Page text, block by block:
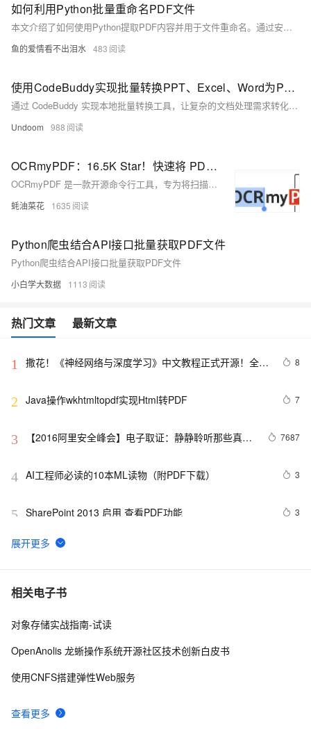
如何利用Python批量重命名PDF文件
本文介绍了如何使用Python提取PDF内容并用于文件重命名。通过安装Python环境、PyCharm编译器及Jupyter Notebook，结合tabula库实现PDF数据读取与处理，并提供代码示例与参考文献。
鱼的爱情看不出泪水 483
使用CodeBuddy实现批量转换PPT、Excel、Word为PDF文件工具
通过 CodeBuddy 实现本地批量转换工具，让复杂的文档处理需求转化为 “需求描述→代码生成→一键运行” 的极简流程，真正实现 “技术为效率服务” 的目标。感兴趣的快来体验下把
Undoom 988
OCRmyPDF：16.5K Star！快速将 PDF 文件转换为可搜索、可复制的文档的命令行工具
OCRmyPDF 是一款开源命令行工具，专为将扫描的 PDF 文件转换为可搜索、可复制的文档。支持多语言、图像优化和多核处理。
蚝油菜花 1635
Python爬虫结合API接口批量获取PDF文件
Python爬虫结合API接口批量获取PDF文件
小白学大数据 1113
热门文章 最新文章
1
撒花！《神经网络与深度学习》中文教程正式开源！全书
8
2 Java操作wkhtmltopdf实现Html转PDF 7
3
【2016阿里安全峰会】电子取证：静静聆听那些真相
7687
4 AI工程师必读的10本ML读物（附PDF下载） 3
5 SharePoint 2013 启用 查看PDF功能 3
6
7 跟着Nature学作图：R语言ggplot2散点栅格化能够减小输
8 csdn 《程序员》杂志2011年第4期.pdf 下载链接。
文件工具
器
相关电子书
查看更多
对象存储实战指南-试读
OpenAnolis 龙蜥操作系统开源社区技术创新白皮书
使用CNFS搭建弹性Web服务